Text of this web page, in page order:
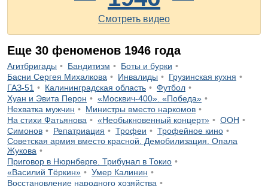
Смотреть видео
Еще 30 феноменов 1946 года
Агитбригады Бандитизм
Боты и бурки
Басни Сергея Михалкова
Инвалиды
Грузинская кухня
ГАЗ-51
Калининградская область
Футбол
Хуан и Эвита Перон
«Москвич-400». «Победа»
Нехватка мужчин
Министры вместо наркомов
На стихи Фатьянова
«Необыкновенный концерт»
ООН
Симонов
Репатриация Трофеи
Трофейное кино
Советская армия вместо красной. Демобилизация. Опала
Жукова
Приговор в Нюрнберге. Трибунал в Токио
«Василий Тёркин»
Умер Калинин
Восстановление народного хозяйства